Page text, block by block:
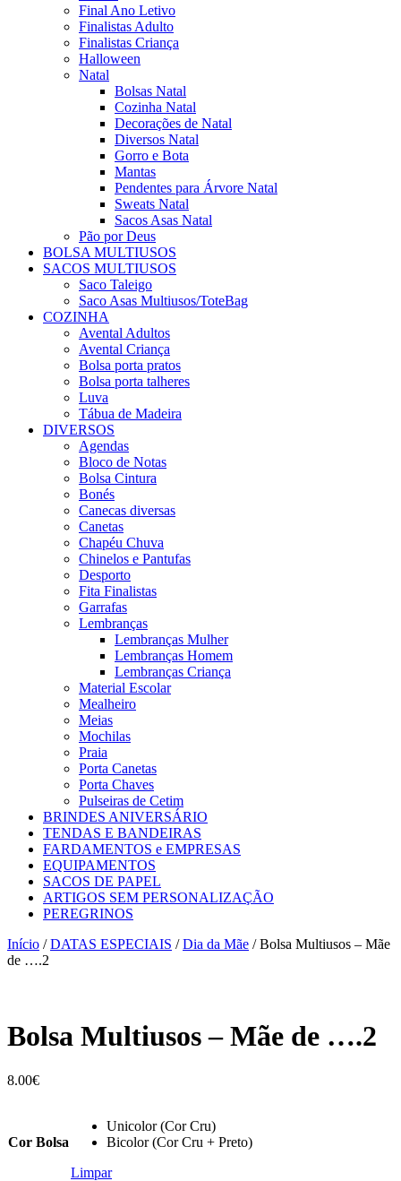
Final Ano Letivo
Finalistas Adulto
Finalistas Criança
Halloween
Natal
Bolsas Natal
Cozinha Natal
Decorações de Natal
Diversos Natal
Gorro e Bota
Mantas
Pendentes para Árvore Natal
Sweats Natal
Sacos Asas Natal
Pão por Deus
BOLSA MULTIUSOS
SACOS MULTIUSOS
Saco Taleigo
Saco Asas Multiusos/ToteBag
COZINHA
Avental Adultos
Avental Criança
Bolsa porta pratos
Bolsa porta talheres
Luva
Tábua de Madeira
DIVERSOS
Agendas
Bloco de Notas
Bolsa Cintura
Bonés
Canecas diversas
Canetas
Chapéu Chuva
Chinelos e Pantufas
Desporto
Fita Finalistas
Garrafas
Lembranças
Lembranças Mulher
Lembranças Homem
Lembranças Criança
Material Escolar
Mealheiro
Meias
Mochilas
Praia
Porta Canetas
Porta Chaves
Pulseiras de Cetim
BRINDES ANIVERSÁRIO
TENDAS E BANDEIRAS
FARDAMENTOS e EMPRESAS
EQUIPAMENTOS
SACOS DE PAPEL
ARTIGOS SEM PERSONALIZAÇÃO
PEREGRINOS
Início /DATAS ESPECIAIS /Dia da Mãe / Bolsa Multiusos – Mãe
de ….2
Bolsa Multiusos – Mãe de ….2
8.00€
Cor Bolsa
Unicolor (Cor Cru)
Bicolor (Cor Cru + Preto)
Limpar